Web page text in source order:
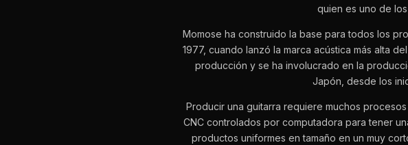
quien es uno de
Momose ha construido la base para todos los
1977, cuando lanzó la marca acústica más alta
producción y se ha involucrado en la
Japón, desde los
Producir una guitarra requiere muchos
CNC controlados por computadora para tener
productos uniformes en tamaño en un muy